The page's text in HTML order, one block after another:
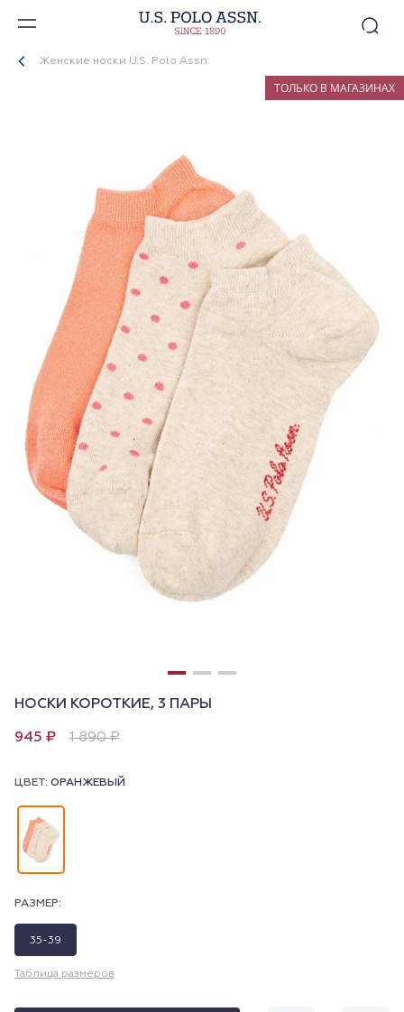
Женские носки U.S. Polo Assn.
ТОЛЬКО В МАГАЗИНАХ
НОСКИ КОРОТКИЕ, 3 ПАРЫ
945 ₽ 1 890 ₽
ЦВЕТ: ОРАНЖЕВЫЙ
РАЗМЕР:
35-39
Таблица размеров